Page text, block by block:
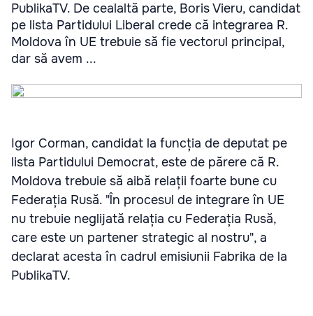
PublikaTV. De cealaltă parte, Boris Vieru, candidat
pe lista Partidului Liberal crede că integrarea R.
Moldova în UE trebuie să fie vectorul principal,
dar să avem ...
Igor Corman, candidat la funcția de deputat pe
lista Partidului Democrat, este de părere că R.
Moldova trebuie să aibă relații foarte bune cu
Federația Rusă. "În procesul de integrare în UE
nu trebuie neglijată relația cu Federația Rusă,
care este un partener strategic al nostru", a
declarat acesta în cadrul emisiunii Fabrika de la
PublikaTV.